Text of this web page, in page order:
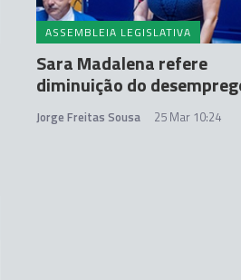
ASSEMBLEIA LEGISLATIVA
Sara Madalena refere
diminuição do
Jorge Freitas Sousa 25 Mar 10:24